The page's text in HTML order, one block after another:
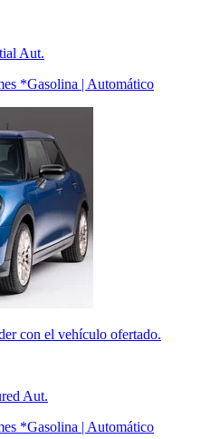
Aut.
*Gasolina | Automático
con el vehículo ofertado.
Aut.
*Gasolina | Automático